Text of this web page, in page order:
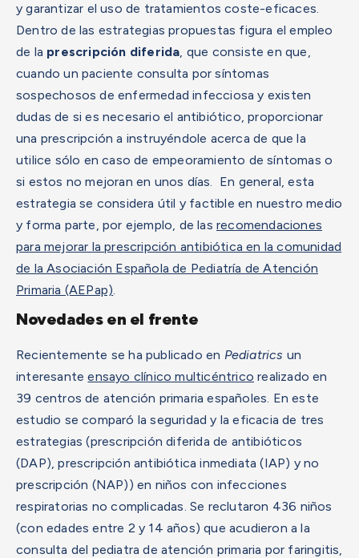
y garantizar el uso de tratamientos coste-eficaces.
Dentro de las estrategias propuestas figura el empleo
de la prescripción diferida, que consiste en que,
cuando un paciente consulta por síntomas
sospechosos de enfermedad infecciosa y existen
dudas de si es necesario el antibiótico, proporcionar
una prescripción a instruyéndole acerca de que la
utilice sólo en caso de empeoramiento de síntomas o
si estos no mejoran en unos días. En general, esta
estrategia se considera útil y factible en nuestro medio
y forma parte, por ejemplo, de las recomendaciones
para mejorar la prescripción antibiótica en la comunidad
de la Asociación Española de Pediatría de Atención
Primaria (AEPap).
Novedades en el frente
Recientemente se ha publicado en Pediatrics un
interesanteensayo clínico multicéntrico realizado en
39 centros de atención primaria españoles. En este
estudio se comparó la seguridad y la eficacia de tres
estrategias (prescripción diferida de antibióticos
(DAP), prescripción antibiótica inmediata (IAP) y no
prescripción (NAP)) en niños con infecciones
respiratorias no complicadas. Se reclutaron 436 niños
(con edades entre 2 y 14 años) que acudieron a la
consulta del pediatra de atención primaria por faringitis,